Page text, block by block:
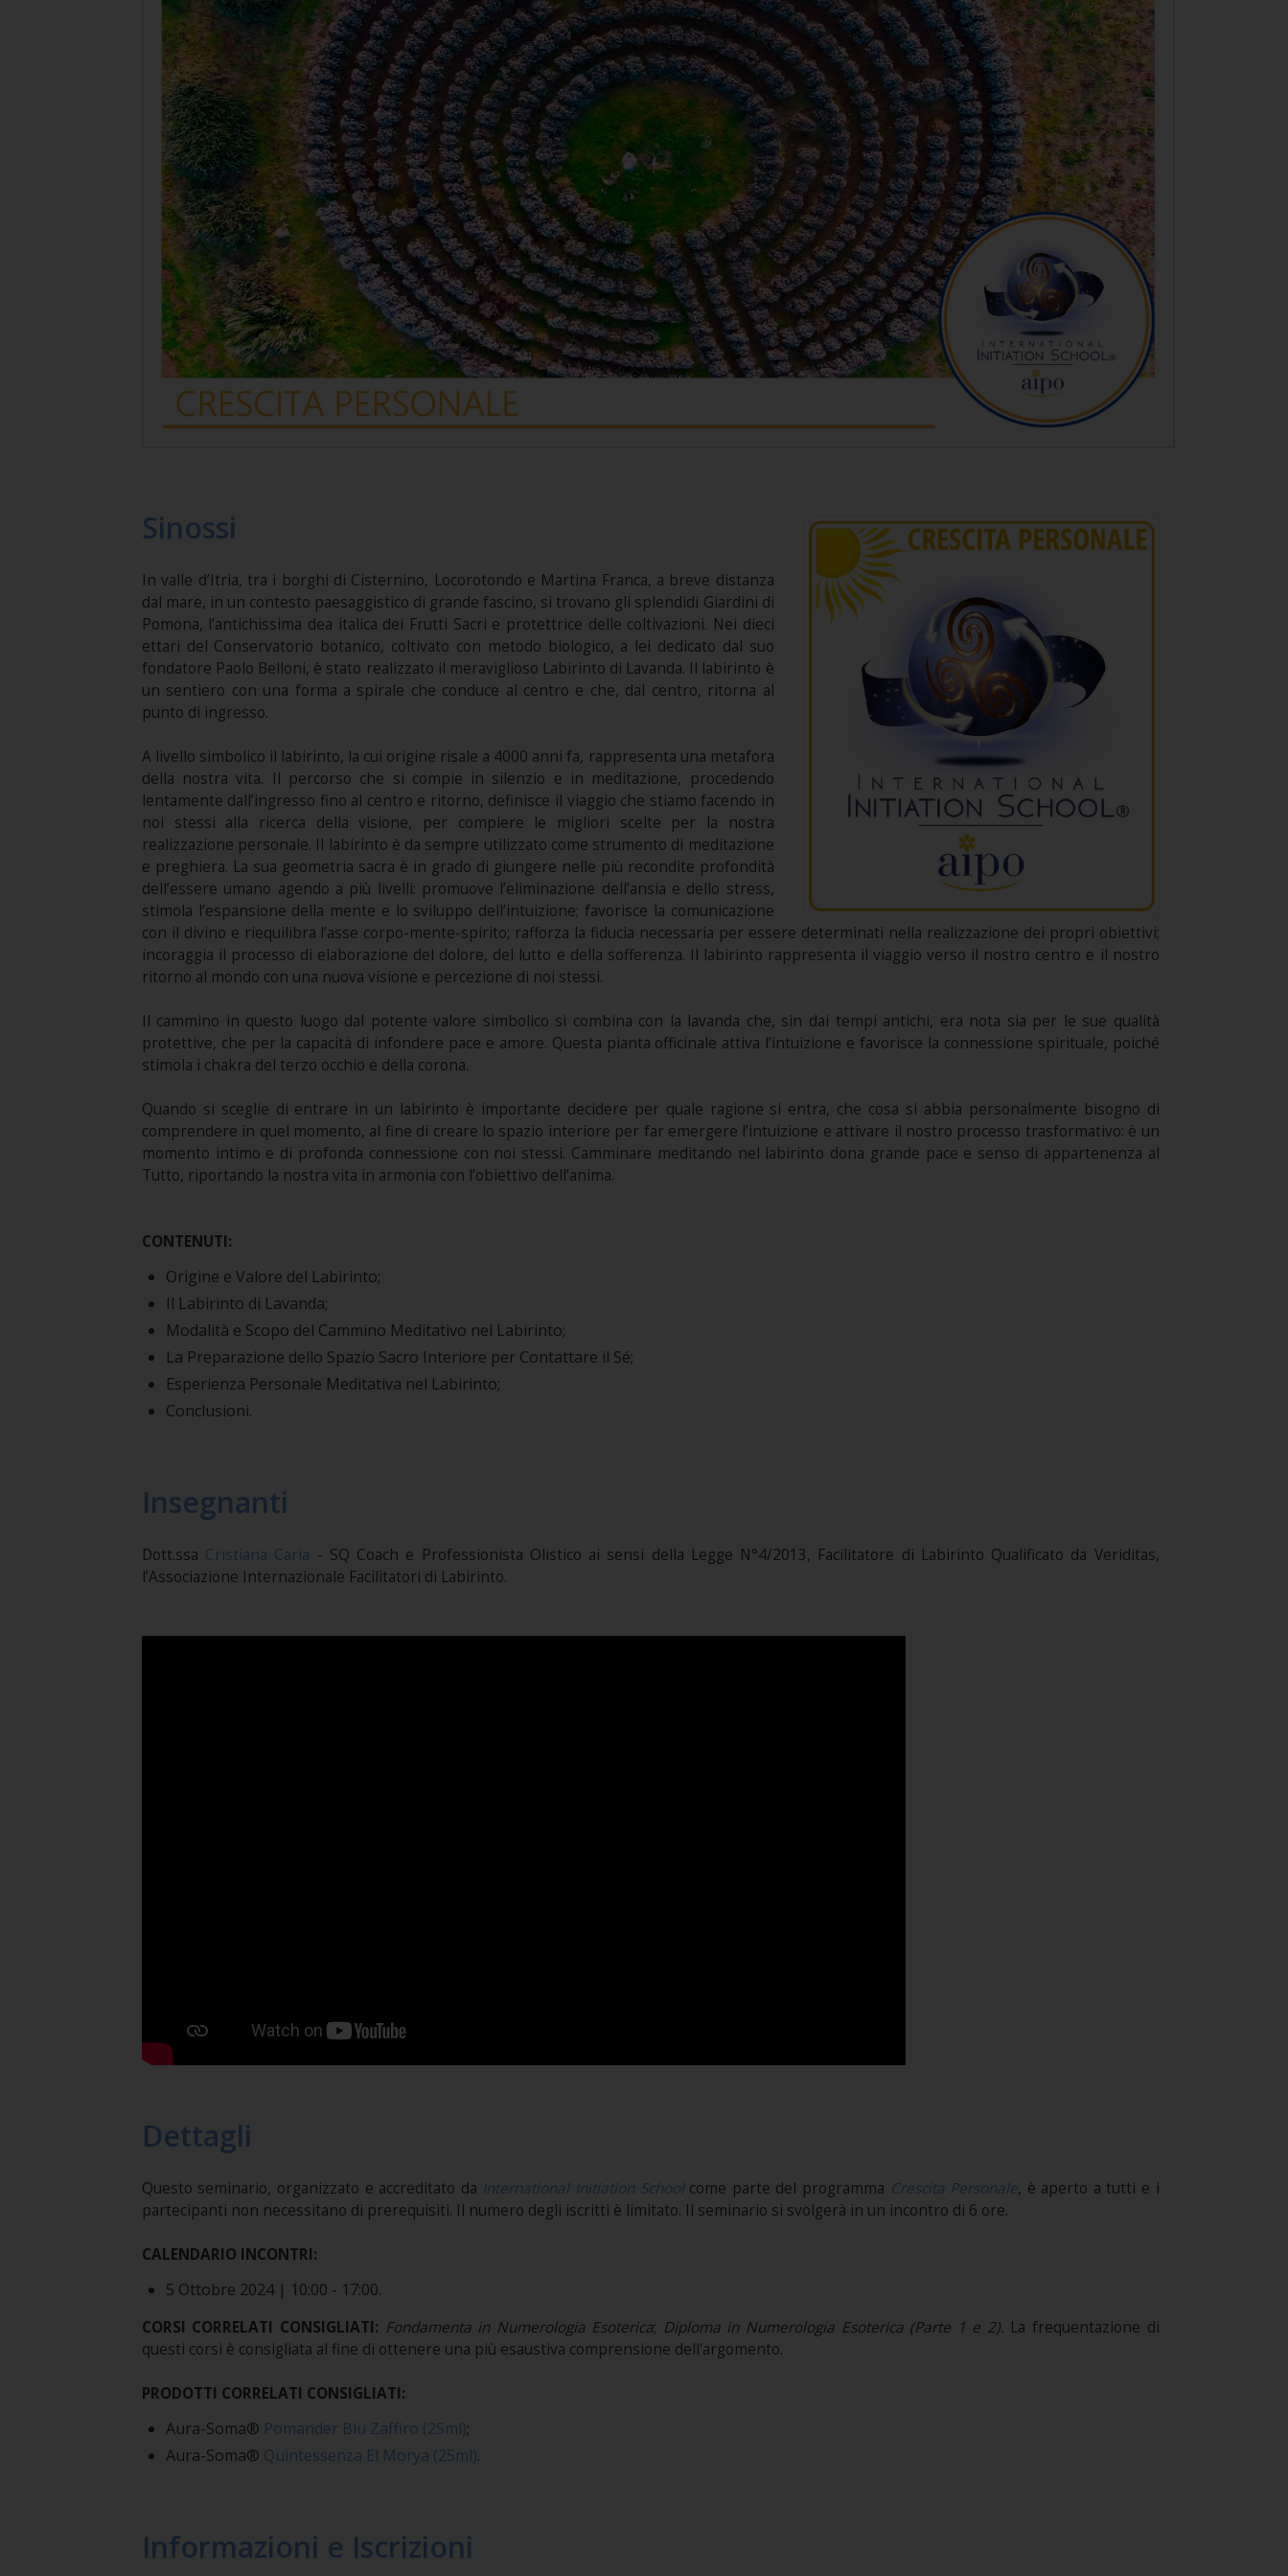
Sinossi
In valle d’Itria, tra i borghi di Cisternino, Locorotondo e Martina Franca, a breve distanza
dal mare, in un contesto paesaggistico di grande fascino, si trovano gli splendidi Giardini di
Pomona, l’antichissima dea italica dei Frutti Sacri e protettrice delle coltivazioni. Nei dieci
ettari del Conservatorio botanico, coltivato con metodo biologico, a lei dedicato dal suo
fondatore Paolo Belloni, è stato realizzato il meraviglioso Labirinto di Lavanda. Il labirinto è
un sentiero con una forma a spirale che conduce al centro e che, dal centro, ritorna al
punto di ingresso.
A livello simbolico il labirinto, la cui origine risale a 4000 anni fa, rappresenta una metafora
della nostra vita. Il percorso che si compie in silenzio e in meditazione, procedendo
lentamente dall’ingresso fino al centro e ritorno, definisce il viaggio che stiamo facendo in
noi stessi alla ricerca della visione, per compiere le migliori scelte per la nostra
realizzazione personale. Il labirinto è da sempre utilizzato come strumento di meditazione
e preghiera. La sua geometria sacra è in grado di giungere nelle più recondite profondità
dell’essere umano agendo a più livelli: promuove l’eliminazione dell’ansia e dello stress,
stimola l’espansione della mente e lo sviluppo dell’intuizione; favorisce la comunicazione
con il divino e riequilibra l’asse corpo-mente-spirito; rafforza la fiducia necessaria per essere determinati nella realizzazione dei propri obiettivi;
incoraggia il processo di elaborazione del dolore, del lutto e della sofferenza. Il labirinto rappresenta il viaggio verso il nostro centro e il nostro
ritorno al mondo con una nuova visione e percezione di noi stessi.
Il cammino in questo luogo dal potente valore simbolico si combina con la lavanda che, sin dai tempi antichi, era nota sia per le sue qualità
protettive, che per la capacità di infondere pace e amore. Questa pianta officinale attiva l’intuizione e favorisce la connessione spirituale, poiché
stimola i chakra del terzo occhio e della corona.
Quando si sceglie di entrare in un labirinto è importante decidere per quale ragione si entra, che cosa si abbia personalmente bisogno di
comprendere in quel momento, al fine di creare lo spazio interiore per far emergere l’intuizione e attivare il nostro processo trasformativo: è un
momento intimo e di profonda connessione con noi stessi. Camminare meditando nel labirinto dona grande pace e senso di appartenenza al
Tutto, riportando la nostra vita in armonia con l’obiettivo dell’anima.
CONTENUTI:
Origine e Valore del Labirinto;
Il Labirinto di Lavanda;
Modalità e Scopo del Cammino Meditativo nel Labirinto;
La Preparazione dello Spazio Sacro Interiore per Contattare il Sé;
Esperienza Personale Meditativa nel Labirinto;
Conclusioni.
Insegnanti
Dott.ssa Cristiana Caria - SQ Coach e Professionista Olistico ai sensi della Legge N°4/2013, Facilitatore di Labirinto Qualificato da Veriditas,
l’Associazione Internazionale Facilitatori di Labirinto.
Dettagli
Questo seminario, organizzato e accreditato da International Initiation School come parte del programma Crescita Personale, è aperto a tutti e i
partecipanti non necessitano di prerequisiti. Il numero degli iscritti è limitato. Il seminario si svolgerà in un incontro di 6 ore.
CALENDARIO INCONTRI:
5 Ottobre 2024 | 10:00 - 17:00.
CORSI CORRELATI CONSIGLIATI: Fondamenta in Numerologia Esoterica; Diploma in Numerologia Esoterica (Parte 1 e 2). La frequentazione di
questi corsi è consigliata al fine di ottenere una più esaustiva comprensione dell'argomento.
PRODOTTI CORRELATI CONSIGLIATI:
Aura-Soma® Pomander Blu Zaffiro (25ml);
Aura-Soma® Quintessenza El Morya (25ml).
Informazioni e Iscrizioni